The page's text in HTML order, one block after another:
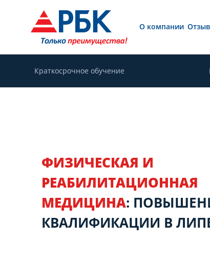
ФИЗИЧЕСКАЯ И
РЕАБИЛИТАЦИОННАЯ
МЕДИЦИНА:
КВАЛИФИКАЦИИ В
О компании
Краткосрочное обучение